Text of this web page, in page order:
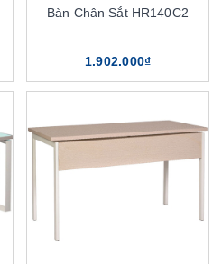
Bàn Chân Sắt HR140C2
1.902.000₫